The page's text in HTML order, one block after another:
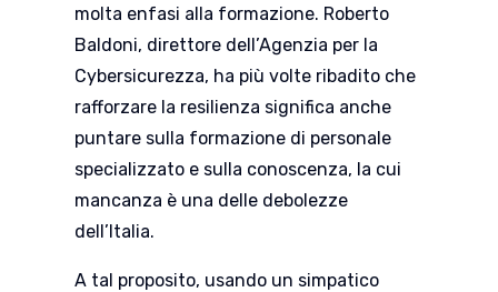
molta enfasi alla formazione. Roberto
Baldoni, direttore dell’Agenzia per la
Cybersicurezza, ha più volte ribadito che
rafforzare la resilienza significa anche
puntare sulla formazione di personale
specializzato e sulla conoscenza, la cui
mancanza è una delle debolezze
dell’Italia.
A tal proposito, usando un simpatico